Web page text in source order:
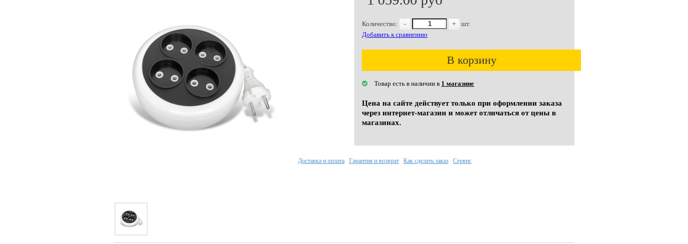
Количество: - +
шт.
Добавить к сравнению
В корзину
Товар есть в наличии в 1 магазине
Цена на сайте действует только при оформлении заказа
через интернет-магазин и может отличаться от цены в
магазинах.
Доставка и оплата Гарантия и возврат Как сделать заказ Сервис